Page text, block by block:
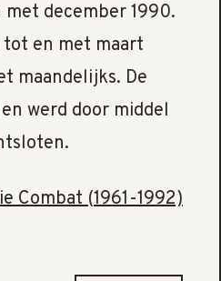
met december 1990.
tot en met maart
maandelijks. De
werd door middel
Combat (1961-1992)